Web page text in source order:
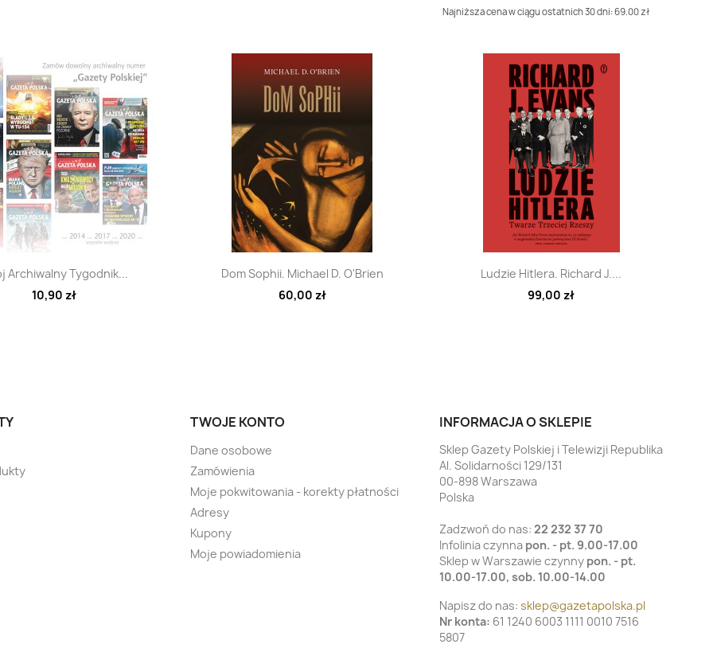
Najniższa cena w ciągu ostatnich 30 dni: 69.00 zł
Szybki podgląd
Archiwalny Tygodnik...
10,90 zł
Szybki podgląd
Dom Sophii. Michael D. O'Brien
60,00 zł
Szybki podgląd
Ludzie Hitlera. Richard J....
99,00 zł
TWOJE KONTO
Dane osobowe
Zamówienia
Moje pokwitowania - korekty płatności
Adresy
Kupony
Moje powiadomienia
INFORMACJA O SKLEPIE
Sklep Gazety Polskiej i Telewizji Republika
Al. Solidarności 129/131
00-898 Warszawa
Polska
Zadzwoń do nas: 22 232 37 70
Infolinia czynna pon. - pt. 9.00-17.00
Sklep w Warszawie czynny pon. - pt.
10.00-17.00, sob. 10.00-14.00
Napisz do nas: sklep@gazetapolska.pl
Nr konta: 61 1240 6003 1111 0010 7516
5807